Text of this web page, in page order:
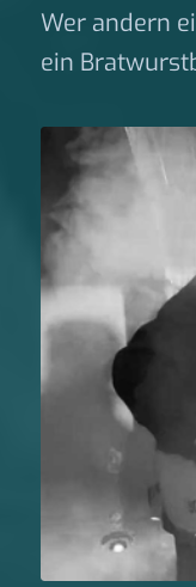
Wer andern
ein